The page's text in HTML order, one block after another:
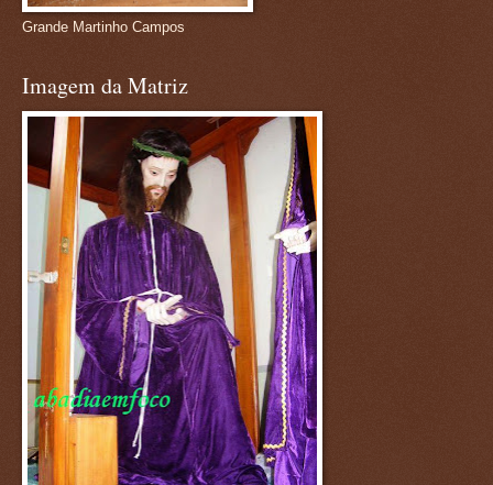
Grande Martinho Campos
Imagem da Matriz